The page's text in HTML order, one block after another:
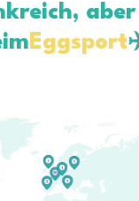
aber
Eggsport